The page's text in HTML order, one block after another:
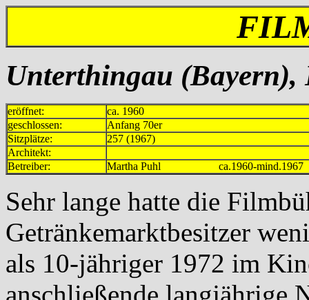
Unterthingau (Bayern),
eröffnet:
ca. 1960
geschlossen:
Anfang 70er
Sitzplätze:
257 (1967)
Architekt:
Betreiber:
Martha Puhl ca.1960-mind.1967
Sehr lange hatte die
Getränkemarktbesitzer
als 10-jähriger 1972 im